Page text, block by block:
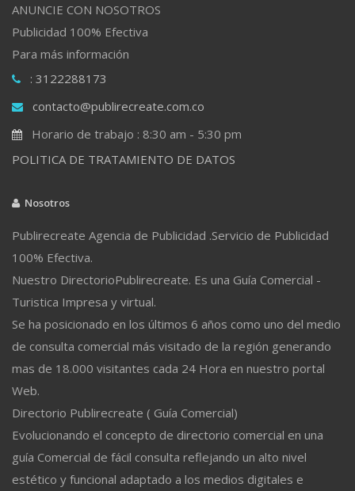
ANUNCIE CON NOSOTROS
Publicidad 100% Efectiva
Para más información
: 3122288173
contacto@publirecreate.com.co
Horario de trabajo : 8:30 am - 5:30 pm
POLITICA DE TRATAMIENTO DE DATOS
Nosotros
Publirecreate Agencia de Publicidad .Servicio de Publicidad
100% Efectiva.
Nuestro DirectorioPublirecreate. Es una Guía Comercial -
Turistica Impresa y virtual.
Se ha posicionado en los últimos 6 años como uno del medio
de consulta comercial más visitado de la región generando
mas de 18.000 visitantes cada 24 Hora en nuestro portal
Web.
Directorio Publirecreate ( Guía Comercial)
Evolucionando el concepto de directorio comercial en una
guía Comercial de fácil consulta reflejando un alto nivel
estético y funcional adaptado a los medios digitales e